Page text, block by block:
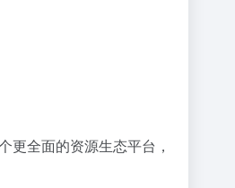
全面的资源生态平台，